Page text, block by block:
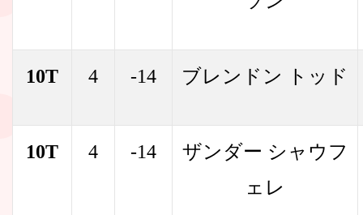
10T 4 -14 ブレンドン トッド
10T 4 -14
ザンダー シャウフ
ェレ